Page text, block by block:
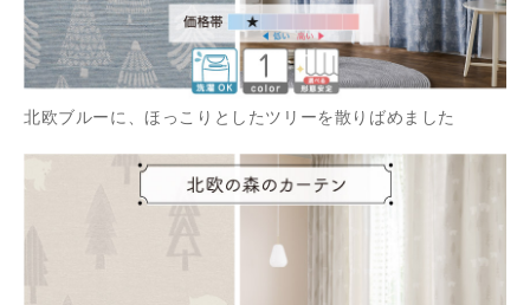
北欧ブルーに、ほっこりとしたツリーを散りばめました